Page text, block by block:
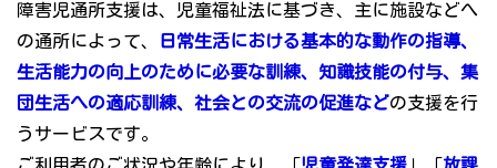
障害児通所支援は、児童福祉法に基づき、主に施設などへ
の通所によって、
日常生活における基本的な動作の指導、
生活能力の向上のために必要な訓練、知識技能の付与、集
団生活への適応訓練、社会との交流の促進などの支援を行
うサービスです。